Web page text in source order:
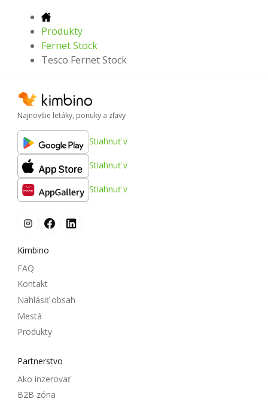
Produkty
Fernet Stock
Tesco Fernet Stock
Najnovšie letáky, ponuky a zľavy
Stiahnuť v
Stiahnuť v
Stiahnuť v
Kimbino
FAQ
Kontakt
Nahlásiť obsah
Mestá
Produkty
Partnerstvo
Ako inzerovať
B2B zóna